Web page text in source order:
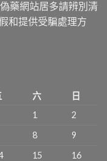
藥網站居多請辨別清
和提供受騙處理方
六
日
1
2
8
9
15
16